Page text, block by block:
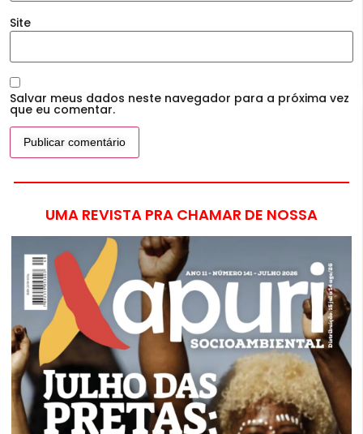
Site
Salvar meus dados neste navegador para a próxima vez
que eu comentar.
UMA REVISTA PRA CHAMAR DE NOSSA